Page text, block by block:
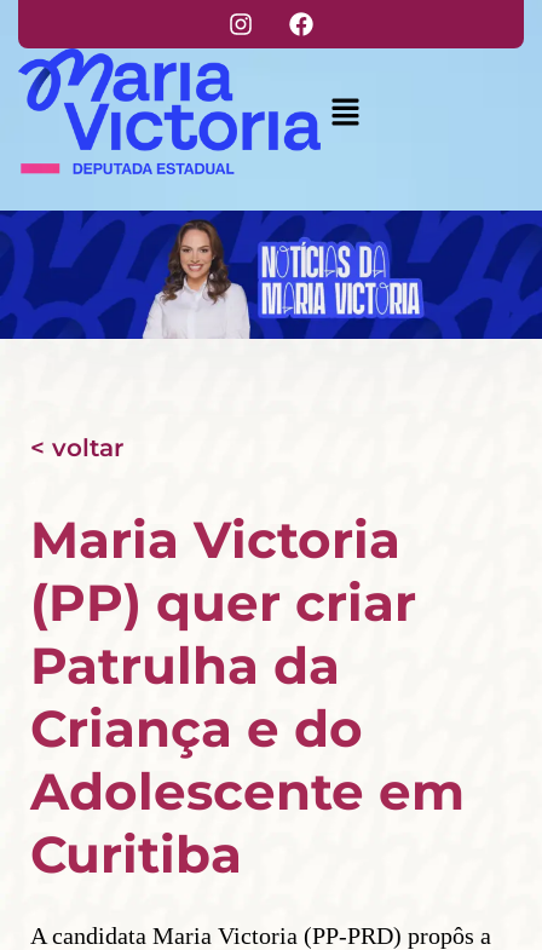
< voltar
Maria Victoria
(PP) quer criar
Patrulha da
Criança e do
Adolescente em
Curitiba
A candidata Maria Victoria (PP-PRD) propôs a